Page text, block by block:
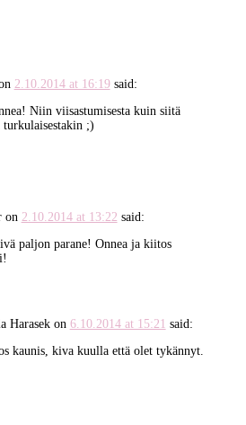
2.10.2014 at 16:19 said:
Niin viisastumisesta kuin siitä
;)
on 2.10.2014 at 13:22 said:
paljon parane! Onnea ja kiitos
Harasekon 6.10.2014 at 15:21 said:
kaunis, kiva kuulla että olet tykännyt.